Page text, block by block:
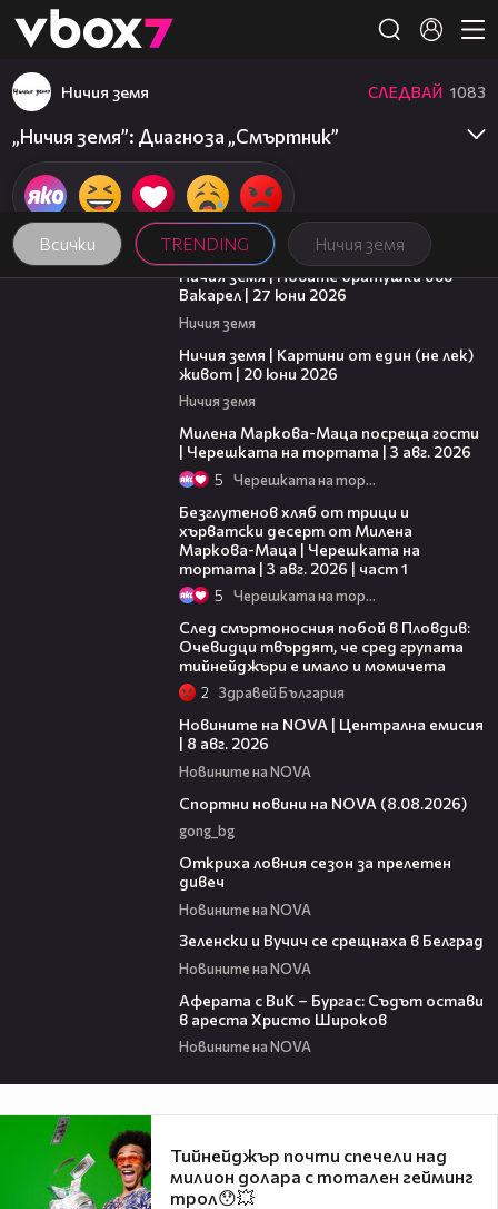
👾
Всички TRENDING Ничия земя
Ничия земя СЛЕДВАЙ 1083
„Ничия земя”: Диагноза „Смъртник”
47:07
Ничия земя | Новите братушки във
Вакарел | 27 юни 2026
Ничия земя
Ничия земя | Картини от един (не лек)
живот | 20 юни 2026
Ничия земя
Милена Маркова-Маца посреща гости
| Черешката на тортата | 3 авг. 2026
5 Черешката на тортата
Безглутенов хляб от трици и
хърватски десерт от Милена
Маркова-Маца | Черешката на
тортата | 3 авг. 2026 | част 1
5 Черешката на тортата
След смъртоносния побой в Пловдив:
Очевидци твърдят, че сред групата
тийнейджъри е имало и момичета
2 Здравей България
Новините на NOVA | Централна емисия
| 8 авг. 2026
Новините на NOVA
Спортни новини на NOVA (8.08.2026)
gong_bg
Откриха ловния сезон за прелетен
дивеч
Новините на NOVA
Зеленски и Вучич се срещнаха в Белград
Новините на NOVA
Аферата с ВиК – Бургас: Съдът остави
в ареста Христо Широков
Новините на NOVA
Тийнейджър почти спечели над
милион долара с тотален гейминг
трол😯💥